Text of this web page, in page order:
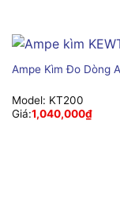
Ampe Kìm Đo Dòng
Model: KT200
Giá:1,040,000₫